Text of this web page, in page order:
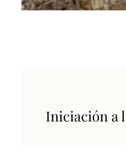
Iniciación a